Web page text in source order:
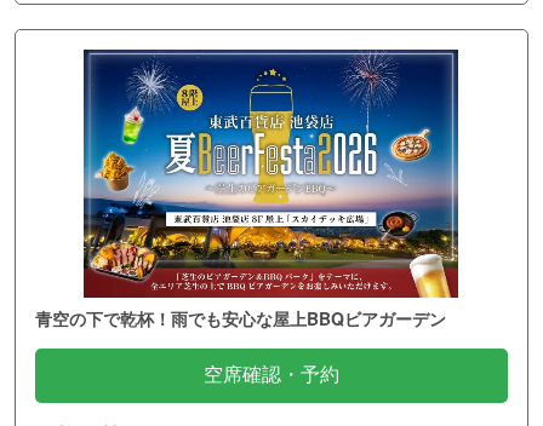
青空の下で乾杯！雨でも安心な屋上BBQビアガーデン
空席確認・予約